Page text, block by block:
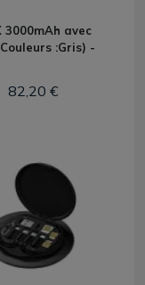
3000mAh avec
:Gris) -
82,20 €